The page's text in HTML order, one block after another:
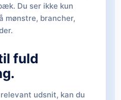
Du ser ikke kun
mønstre, brancher,
fuld
udsnit, kan du